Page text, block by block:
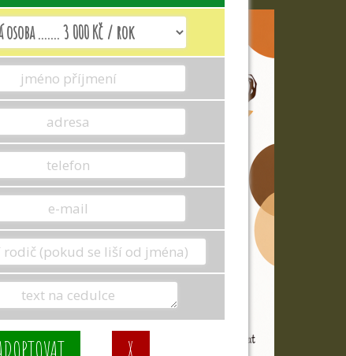
KLOKAN RUDOKRKÝ
KLOKAN URU
KOČKA RYBÁŘSKÁ
KOSMAN BĚLOČELÝ
KOSMAN BĚLOVOUSÝ